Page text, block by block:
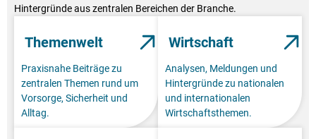
Hintergründe aus zentralen Bereichen der Branche.
Themenwelt
Praxisnahe Beiträge zu
zentralen Themen rund um
Vorsorge, Sicherheit und
Alltag.
Wirtschaft
Analysen, Meldungen und
Hintergründe zu nationalen
und internationalen
Wirtschaftsthemen.